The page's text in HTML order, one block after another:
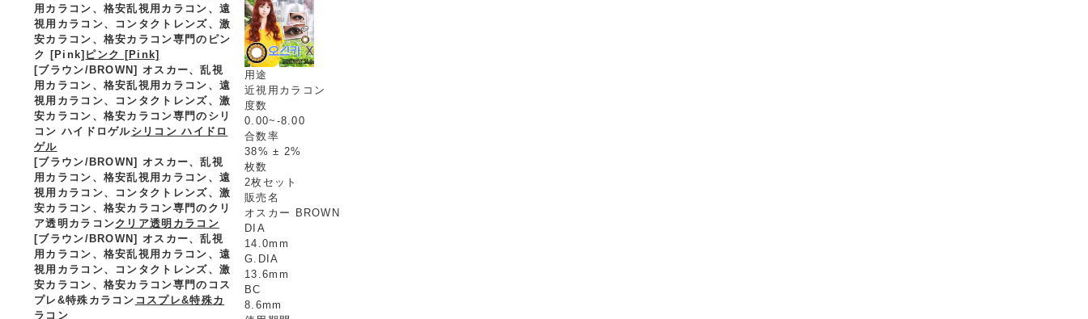
用カラコン、格安乱視用カラコン、遠
視用カラコン、コンタクトレンズ、激
安カラコン、格安カラコン専門のピン
ク [Pink] ピンク [Pink]
[ブラウン/BROWN] オスカー、乱視
用カラコン、格安乱視用カラコン、遠
視用カラコン、コンタクトレンズ、激
安カラコン、格安カラコン専門のシリ
コン ハイドロゲルシリコン ハイドロ
ゲル
[ブラウン/BROWN] オスカー、乱視
用カラコン、格安乱視用カラコン、遠
視用カラコン、コンタクトレンズ、激
安カラコン、格安カラコン専門のクリ
ア透明カラコンクリア透明カラコン
[ブラウン/BROWN] オスカー、乱視
用カラコン、格安乱視用カラコン、遠
視用カラコン、コンタクトレンズ、激
安カラコン、格安カラコン専門のコス
プレ&特殊カラコン コスプレ&特殊カ
ラコン
用途
近視用カラコン
度数
0.00~-8.00
合数率
38% ± 2%
枚数
2枚セット
販売名
オスカー BROWN
DIA
14.0mm
G.DIA
13.6mm
BC
8.6mm